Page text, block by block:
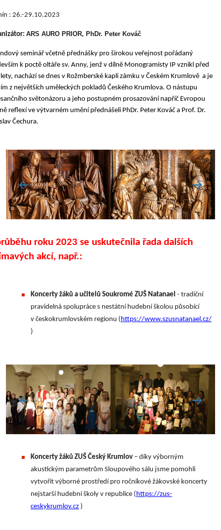
: 26.-29.10.2023
ARS AURO PRIOR, PhDr. Peter Kováč
seminář včetně přednášky pro širokou veřejnost pořádaný
k poctě oltáře sv. Anny, jenž v dílně Monogramisty IP vznikl před
nachází se dnes v Rožmberské kapli zámku v Českém Krumlově a je
z největších uměleckých pokladů Českého Krumlova. O nástupu
světonázoru a jeho postupném prosazování napříč Evropou
reflexí ve výtvarném umění přednášeli PhDr. Peter Kováč a Prof. Dr.
Čechura.
roku 2023 se uskutečnila řada dalších
akcí, např.:
Koncerty žáků a učitelů Soukromé ZUŠ Natanael - tradiční
pravidelná spolupráce s nestátní hudební školou působící
v českokrumlovském regionu ( https://www.szusnatanael.cz/
)
Koncerty žáků ZUŠ Český Krumlov – díky výborným
akustickým parametrům Sloupového sálu jsme pomohli
vytvořit výborné prostředí pro ročníkové žákovské koncerty
nejstarší hudební školy v republice (https://zus-
ceskykrumlov.cz )